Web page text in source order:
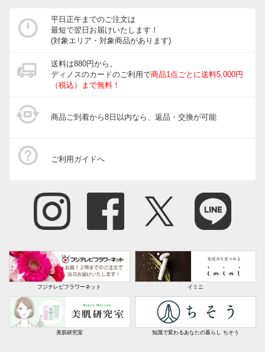
平日正午までのご注文は
最短で翌日お届けいたします！
(対象エリア・対象商品があります)
送料は880円から。
ディノスのカードのご利用で商品1点ごとに送料5,000円
（税込）まで無料！
商品ご到着から8日以内なら、返品・交換が可能
ご利用ガイドへ
フジテレビフラワーネット イミニ
美肌研究室 知識で変わるあなたの暮らし ちそう